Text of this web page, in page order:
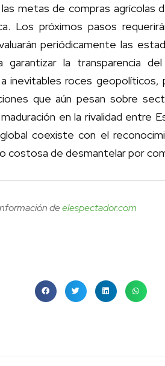
metas de compras agrícolas
Los próximos pasos
periódicamente las
garantizar la transparencia
inevitables roces geopolíticos,
que aún pesan sobre
en la rivalidad entre
coexiste con el
costosa de desmantelar por
deelespectador.com